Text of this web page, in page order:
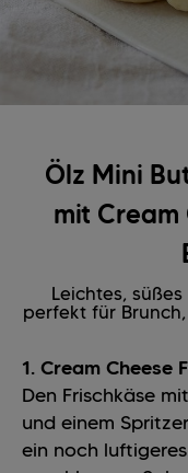
Ölz Mini
mit Cream
Leichtes,
perfekt für
1. Cream Cheese
Den Frischkäse
und einem
ein noch